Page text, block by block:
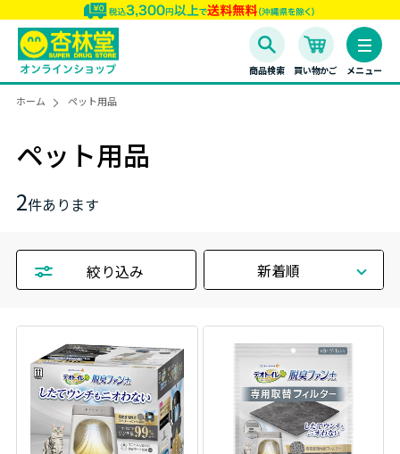
商品検索 買い物かご メニュー
ホーム ペット用品
ペット用品
2件あります
絞り込み 新着順